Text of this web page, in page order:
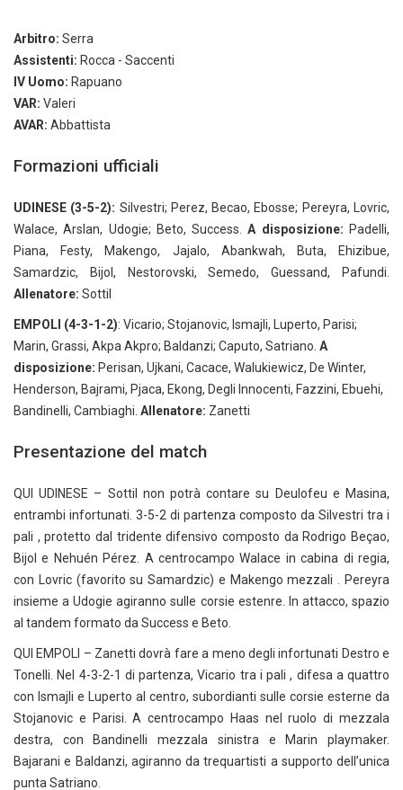
Arbitro: Serra
Assistenti: Rocca - Saccenti
IV Uomo: Rapuano
VAR: Valeri
AVAR: Abbattista
Formazioni ufficiali
UDINESE (3-5-2): Silvestri; Perez, Becao, Ebosse; Pereyra, Lovric,
Walace, Arslan, Udogie; Beto, Success. A disposizione: Padelli,
Piana, Festy, Makengo, Jajalo, Abankwah, Buta, Ehizibue,
Samardzic, Bijol, Nestorovski, Semedo, Guessand, Pafundi.
Allenatore: Sottil
EMPOLI (4-3-1-2): Vicario; Stojanovic, Ismajli, Luperto, Parisi;
Marin, Grassi, Akpa Akpro; Baldanzi; Caputo, Satriano. A
disposizione: Perisan, Ujkani, Cacace, Walukiewicz, De Winter,
Henderson, Bajrami, Pjaca, Ekong, Degli Innocenti, Fazzini, Ebuehi,
Bandinelli, Cambiaghi. Allenatore: Zanetti
Presentazione del match
QUI UDINESE – Sottil non potrà contare su Deulofeu e Masina,
entrambi infortunati. 3-5-2 di partenza composto da Silvestri tra i
pali , protetto dal tridente difensivo composto da Rodrigo Beçao,
Bijol e Nehuén Pérez. A centrocampo Walace in cabina di regia,
con Lovric (favorito su Samardzic) e Makengo mezzali . Pereyra
insieme a Udogie agiranno sulle corsie estenre. In attacco, spazio
al tandem formato da Success e Beto.
QUI EMPOLI – Zanetti dovrà fare a meno degli infortunati Destro e
Tonelli. Nel 4-3-2-1 di partenza, Vicario tra i pali , difesa a quattro
con Ismajli e Luperto al centro, subordianti sulle corsie esterne da
Stojanovic e Parisi. A centrocampo Haas nel ruolo di mezzala
destra, con Bandinelli mezzala sinistra e Marin playmaker.
Bajarani e Baldanzi, agiranno da trequartisti a supporto dell’unica
punta Satriano.